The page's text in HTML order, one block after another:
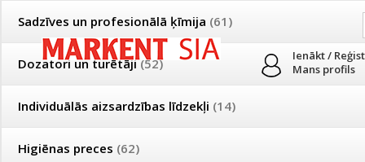
Ienākt /
Mans profils
Sadzīves un profesionālā ķīmija (61)
Dozatori un turētāji(52)
Individuālās aizsardzības līdzekļi (14)
Higiēnas preces (62)
PAR MUMS
PRODUKTI